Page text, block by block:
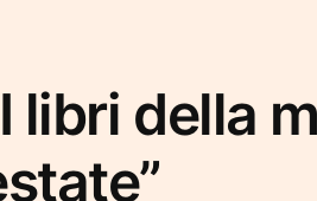
libri della